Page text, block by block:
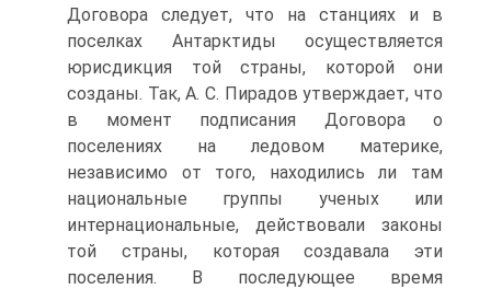
Договора следует, что на станциях и в
поселках Антарктиды осуществляется
юрисдикция той страны, которой они
созданы. Так, А. С. Пирадов утверждает, что
в момент подписания Договора о
поселениях на ледовом материке,
независимо от того, находились ли там
национальные группы ученых или
интернациональные, действовали законы
той страны, которая создавала эти
поселения. В последующее время